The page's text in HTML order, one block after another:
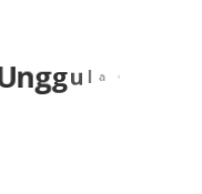
U n g